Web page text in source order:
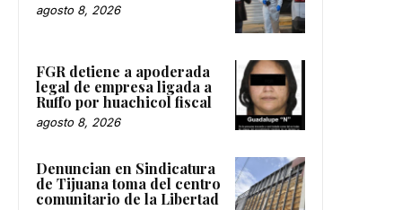
agosto 8, 2026
FGR detiene a apoderada
legal de empresa ligada a
Ruffo por huachicol fiscal
agosto 8, 2026
Denuncian en Sindicatura
de Tijuana toma del centro
comunitario de la Libertad